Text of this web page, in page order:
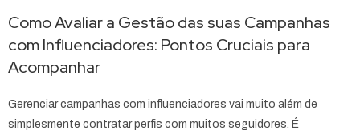
Como Avaliar a Gestão das suas Campanhas
com Influenciadores: Pontos Cruciais para
Acompanhar
Gerenciar campanhas com influenciadores vai muito além de
simplesmente contratar perfis com muitos seguidores. É